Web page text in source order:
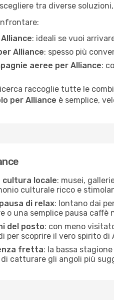
tra diverse
: ideali se vuoi
Alliance: spesso più
aeree per Alliance:
raccoglie tutte le
per Alliance è semplice,
cultura locale: musei,
culturale ricco e
di relax: lontano dai
o una semplice pausa
del posto: con meno
per scoprire il vero spirito di
fretta: la bassa
catturare gli angoli più